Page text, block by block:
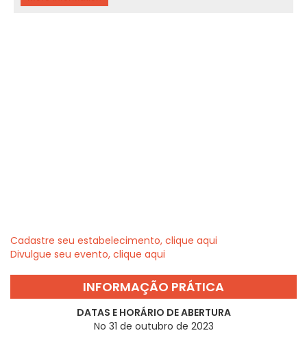
Cadastre seu estabelecimento, clique aqui
Divulgue seu evento, clique aqui
INFORMAÇÃO PRÁTICA
DATAS E HORÁRIO DE ABERTURA
No 31 de outubro de 2023